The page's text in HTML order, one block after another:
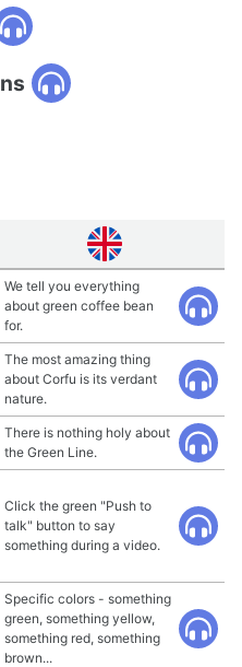
We tell you everything
about green coffee bean
for.
The most amazing thing
about Corfu is its verdant
nature.
There is nothing holy about
the Green Line.
Click the green "Push to
talk" button to say
something during a video.
Specific colors - something
green, something yellow,
something red, something
brown...